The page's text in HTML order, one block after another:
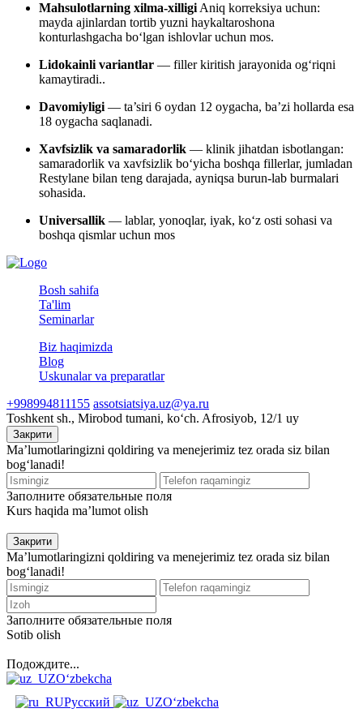
Mahsulotlarning xilma-xilligi Aniq korreksiya uchun:
mayda ajinlardan tortib yuzni haykaltaroshona
konturlashgacha bo‘lgan ishlovlar uchun mos.
Lidokainli variantlar — filler kiritish jarayonida og‘riqni
kamaytiradi..
Davomiyligi — ta’siri 6 oydan 12 oygacha, ba’zi hollarda esa
18 oygacha saqlanadi.
Xavfsizlik va samaradorlik — klinik jihatdan isbotlangan:
samaradorlik va xavfsizlik bo‘yicha boshqa fillerlar, jumladan
Restylane bilan teng darajada, ayniqsa burun-lab burmalari
sohasida.
Universallik — lablar, yonoqlar, iyak, ko‘z osti sohasi va
boshqa qismlar uchun mos
Bosh sahifa
Ta'lim
Seminarlar
Biz haqimizda
Blog
Uskunalar va preparatlar
+998994811155 assotsiatsiya.uz@ya.ru
Toshkent sh., Mirobod tumani, koʻch. Afrosiyob, 12/1 uy
Закрити
Ma’lumotlaringizni qoldiring va menejerimiz tez orada siz bilan
bog‘lanadi!
Заполните обязательные поля
Kurs haqida ma’lumot olish
Закрити
Ma’lumotlaringizni qoldiring va menejerimiz tez orada siz bilan
bog‘lanadi!
Заполните обязательные поля
Sotib olish
Подождите...
O‘zbekcha
Русский
O‘zbekcha